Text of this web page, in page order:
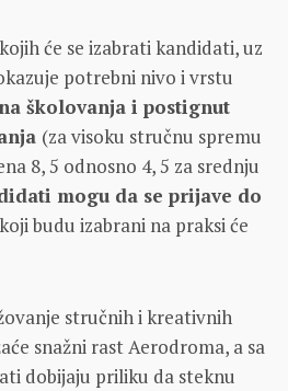
će se izabrati kandidati, uz
potrebni nivo i vrstu
školovanja i postignut
(za visoku stručnu spremu
8, 5 odnosno 4, 5 za srednju
mogu da se prijave do
budu izabrani na praksi će
stručnih i kreativnih
snažni rast Aerodroma, a sa
dobijaju priliku da steknu